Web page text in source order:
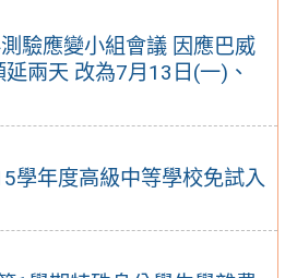
驗應變小組會議 因應巴威
兩天 改為7月13日(一)、
學年度高級中等學校免試入